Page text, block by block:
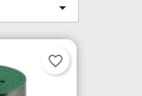

favorite_border